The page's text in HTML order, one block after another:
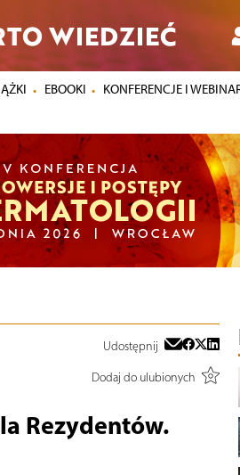
WIEDZIEĆ
EBOOKI KONFERENCJE I
Udostępnij
Dodaj do ulubionych
Rezydentów.